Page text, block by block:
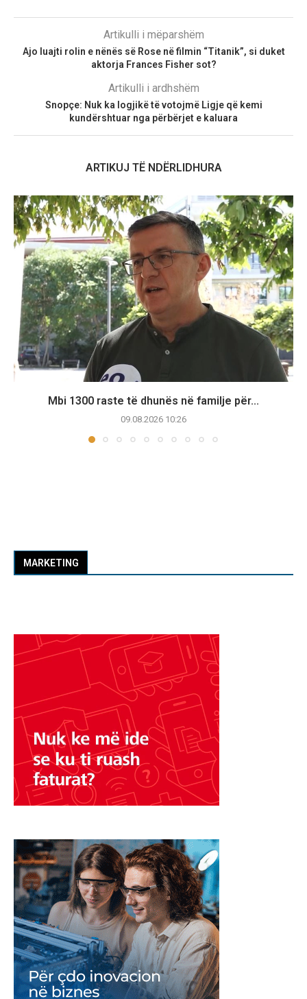
Artikulli i mëparshëm
Ajo luajti rolin e nënës së Rose në filmin “Titanik”, si duket
aktorja Frances Fisher sot?
Artikulli i ardhshëm
Snopçe: Nuk ka logjikë të votojmë Ligje që kemi
kundërshtuar nga përbërjet e kaluara
ARTIKUJ TË NDËRLIDHURA
Mbi 1300 raste të dhunës në familje për...
09.08.2026 10:26
MARKETING